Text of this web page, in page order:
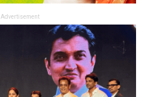
Advertisement